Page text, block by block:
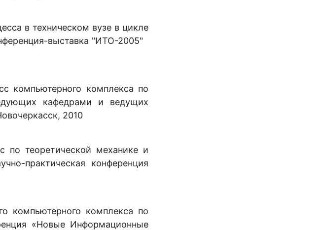
в техническом вузе в цикле
выставка "ИТО-2005"
комплекса по
кафедрами и ведущих
2010
теоретической механике и
практическая конференция
комплекса по
«Новые Информационные